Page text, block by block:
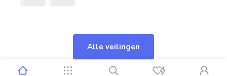
Alle veilingen